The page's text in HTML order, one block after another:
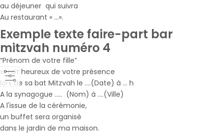
au déjeuner qui suivra
Au restaurant « …».
Exemple texte faire-part bar
mitzvah numéro 4
“Prénom de votre fille”
serait heureux de votre présence
lors de sa bat Mitzvah le ….(Date) à … h
A la synagogue ….. (Nom) à ….(Ville)
A l'issue de la cérémonie,
un buffet sera organisé
dans le jardin de ma maison.